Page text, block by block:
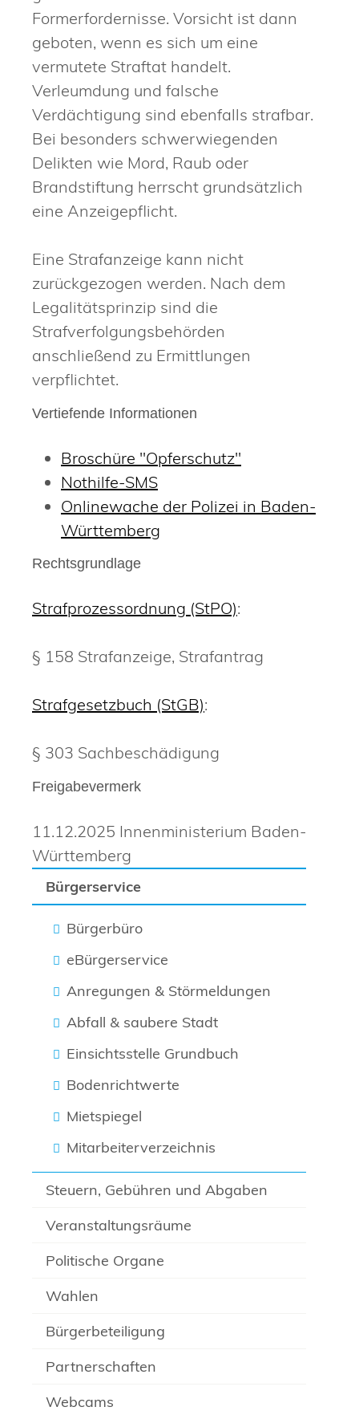
Bürgerservice
Bürgerbüro
eBürgerservice
Anregungen & Störmeldungen
Abfall & saubere Stadt
Einsichtsstelle Grundbuch
Bodenrichtwerte
Mietspiegel
Mitarbeiterverzeichnis
Steuern, Gebühren und Abgaben
Veranstaltungsräume
Politische Organe
Wahlen
Bürgerbeteiligung
Partnerschaften
Webcams
Formerfordernisse. Vorsicht ist dann
geboten, wenn es sich um eine
vermutete Straftat handelt.
Verleumdung und falsche
Verdächtigung sind ebenfalls strafbar.
Bei besonders schwerwiegenden
Delikten wie Mord, Raub oder
Brandstiftung herrscht grundsätzlich
eine Anzeigepflicht.
Eine Strafanzeige kann nicht
zurückgezogen werden. Nach dem
Legalitätsprinzip sind die
Strafverfolgungsbehörden
anschließend zu Ermittlungen
verpflichtet.
Vertiefende Informationen
Broschüre "Opferschutz"
Nothilfe-SMS
Onlinewache der Polizei in Baden-
Württemberg
Rechtsgrundlage
Strafprozessordnung (StPO):
§ 158 Strafanzeige, Strafantrag
Strafgesetzbuch (StGB):
§ 303 Sachbeschädigung
Freigabevermerk
11.12.2025 Innenministerium Baden-
Württemberg